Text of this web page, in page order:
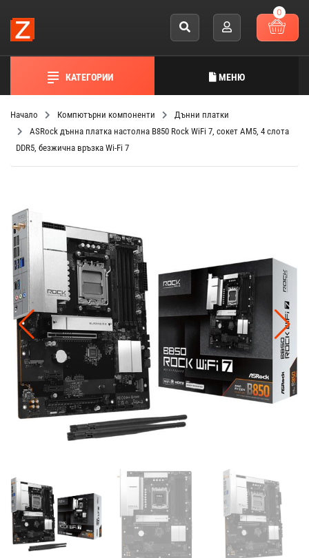
0
КАТЕГОРИИ МЕНЮ
Начало Компютърни компоненти
Дънни платки
ASRock дънна платка настолна B850 Rock WiFi 7, сокет AM5, 4 слота
DDR5, безжична връзка Wi-Fi 7